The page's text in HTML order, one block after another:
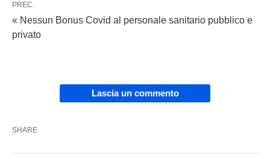
PREC.
« Nessun Bonus Covid al personale sanitario pubblico e
privato
Lascia un commento
SHARE